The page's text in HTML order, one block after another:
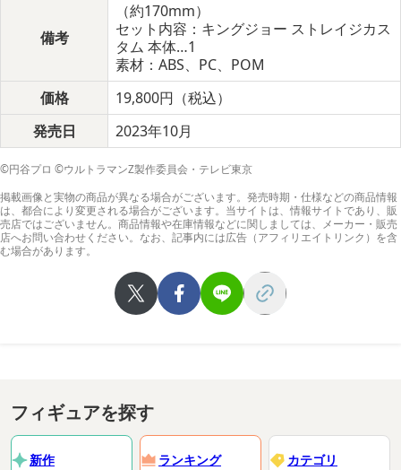
備考
（約170mm）
セット内容：キングジョー ストレイジカス
タム 本体…1
素材：ABS、PC、POM
価格
19,800円（税込）
発売日
2023年10月
©円谷プロ ©ウルトラマンZ製作委員会・テレビ東京
掲載画像と実物の商品が異なる場合がございます。発売時期・仕様などの商品情報
は、都合により変更される場合がございます。当サイトは、情報サイトであり、販
売店ではございません。商品情報や在庫情報などに関しましては、メーカー・販売
店へお問い合わせください。なお、記事内には広告（アフィリエイトリンク）を含
む場合があります。
フィギュアを探す
新作 ランキング カテゴリ